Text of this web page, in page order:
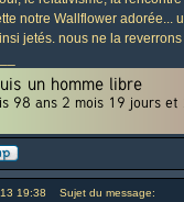
notre Wallflower
jetés. nous ne la
19:38 Sujet du message: